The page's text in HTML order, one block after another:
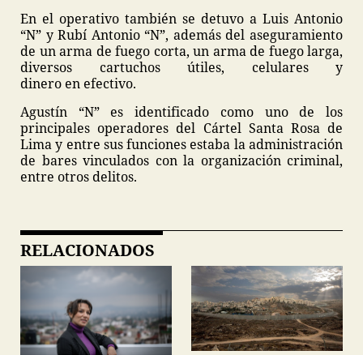
En el operativo también se detuvo a Luis Antonio
“N” y Rubí Antonio “N”, además del aseguramiento
de un arma de fuego corta, un arma de fuego larga,
diversos cartuchos útiles, celulares y
dinero en efectivo.
Agustín “N” es identificado como uno de los
principales operadores del Cártel Santa Rosa de
Lima y entre sus funciones estaba la administración
de bares vinculados con la organización criminal,
entre otros delitos.
RELACIONADOS